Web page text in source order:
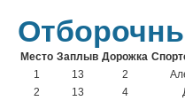
Место Заплыв Дорожка
1
13 2
2
13 4